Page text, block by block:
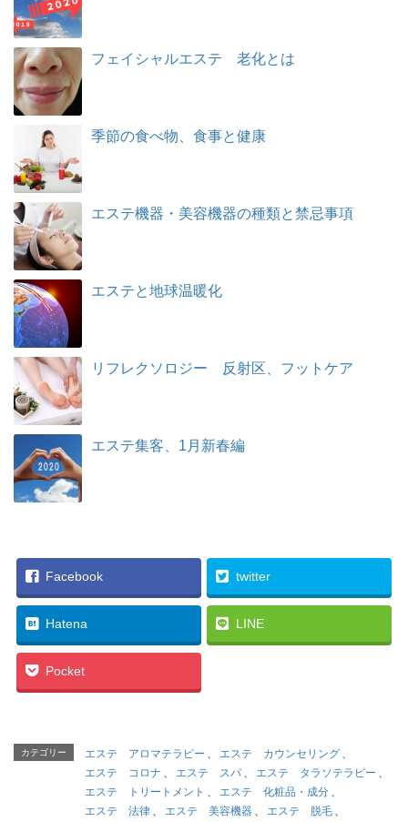
フェイシャルエステ 老化とは
季節の食べ物、食事と健康
エステ機器・美容機器の種類と禁忌事項
エステと地球温暖化
リフレクソロジー 反射区、フットケア
エステ集客、1月新春編
Facebook twitter
Hatena LINE
Pocket
カテゴリー エステ アロマテラピー エステ カウンセリング
エステ コロナ
エステ スパ エステ タラソテラピー
エステ トリートメント
エステ 化粧品・成分
エステ 法律
エステ 美容機器 エステ 脱毛